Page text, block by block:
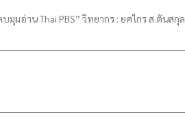
มอ่าน Thai PBS” วิทยากร : ยศไกร ส.ตันสกุล